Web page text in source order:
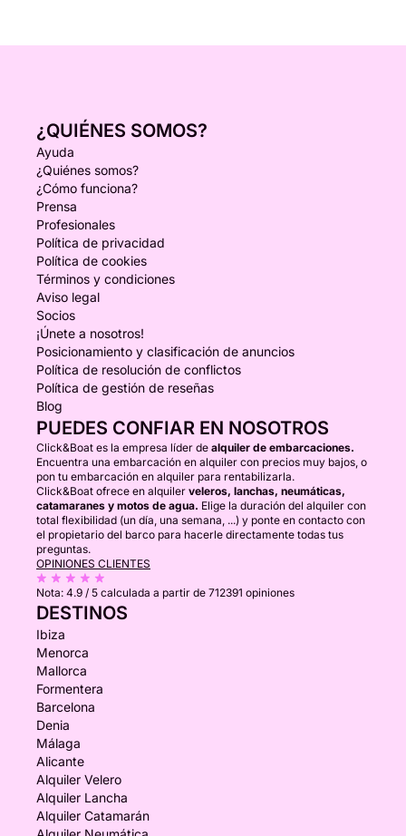
¿QUIÉNES SOMOS?
Ayuda
¿Quiénes somos?
¿Cómo funciona?
Prensa
Profesionales
Política de privacidad
Política de cookies
Términos y condiciones
Aviso legal
Socios
¡Únete a nosotros!
Posicionamiento y clasificación de anuncios
Política de resolución de conflictos
Política de gestión de reseñas
Blog
PUEDES CONFIAR EN NOSOTROS
Click&Boat es la empresa líder de alquiler de embarcaciones.
Encuentra una embarcación en alquiler con precios muy bajos, o
pon tu embarcación en alquiler para rentabilizarla.
Click&Boat ofrece en alquiler veleros, lanchas, neumáticas,
catamaranes y motos de agua. Elige la duración del alquiler con
total flexibilidad (un día, una semana, ...) y ponte en contacto con
el propietario del barco para hacerle directamente todas tus
preguntas.
OPINIONES CLIENTES
Nota: 4.9 / 5 calculada a partir de 712391 opiniones
DESTINOS
Ibiza
Menorca
Mallorca
Formentera
Barcelona
Denia
Málaga
Alicante
Alquiler Velero
Alquiler Lancha
Alquiler Catamarán